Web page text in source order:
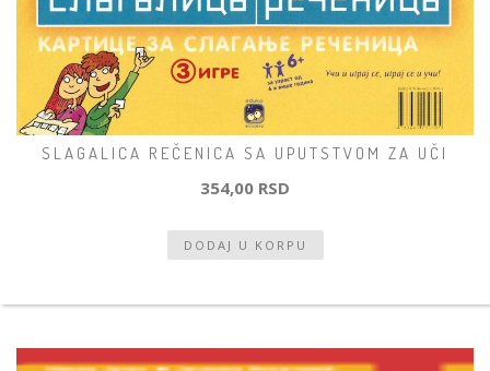
SLAGALICA REČENICA SA UPUTSTVOM ZA UČI
354,00 RSD